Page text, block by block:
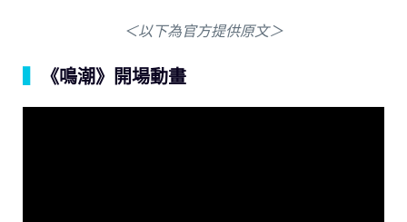
＜以下為官方提供原文＞
《鳴潮》開場動畫